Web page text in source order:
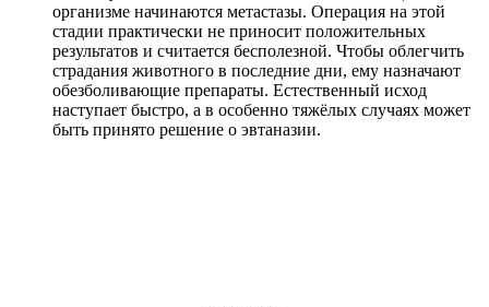
организме начинаются метастазы. Операция на этой
стадии практически не приносит положительных
результатов и считается бесполезной. Чтобы облегчить
страдания животного в последние дни, ему назначают
обезболивающие препараты. Естественный исход
наступает быстро, а в особенно тяжёлых случаях может
быть принято решение о эвтаназии.